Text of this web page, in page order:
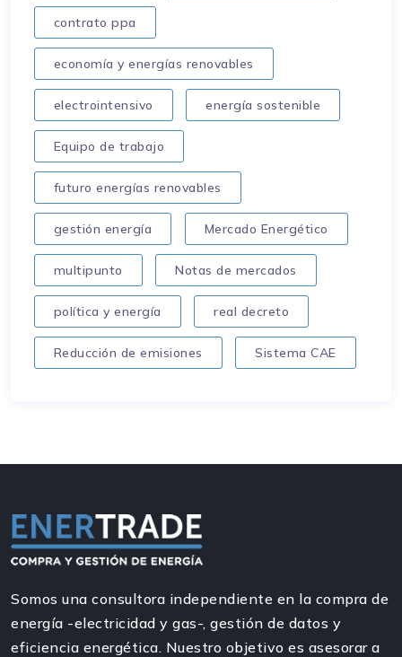
contrato ppa
economía y energías renovables
electrointensivo energía sostenible
Equipo de trabajo
futuro energías renovables
gestión energía Mercado Energético
multipunto Notas de mercados
política y energía real decreto
Reducción de emisiones Sistema CAE
Somos una consultora independiente en la compra de
energía -electricidad y gas-, gestión de datos y
eficiencia energética. Nuestro objetivo es asesorar a